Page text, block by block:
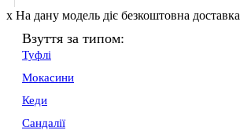
x На дану модель діє безкоштовна доставка
Взуття за типом:
Туфлі
Мокасини
Кеди
Сандалії